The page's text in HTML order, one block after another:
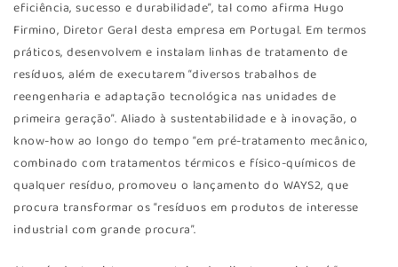
eficiência, sucesso e durabilidade”, tal como afirma Hugo
Firmino, Diretor Geral desta empresa em Portugal. Em termos
práticos, desenvolvem e instalam linhas de tratamento de
resíduos, além de executarem “diversos trabalhos de
reengenharia e adaptação tecnológica nas unidades de
primeira geração”. Aliado à sustentabilidade e à inovação, o
know-how ao longo do tempo “em pré-tratamento mecânico,
combinado com tratamentos térmicos e físico-químicos de
qualquer resíduo, promoveu o lançamento do WAYS2, que
procura transformar os “resíduos em produtos de interesse
industrial com grande procura”.